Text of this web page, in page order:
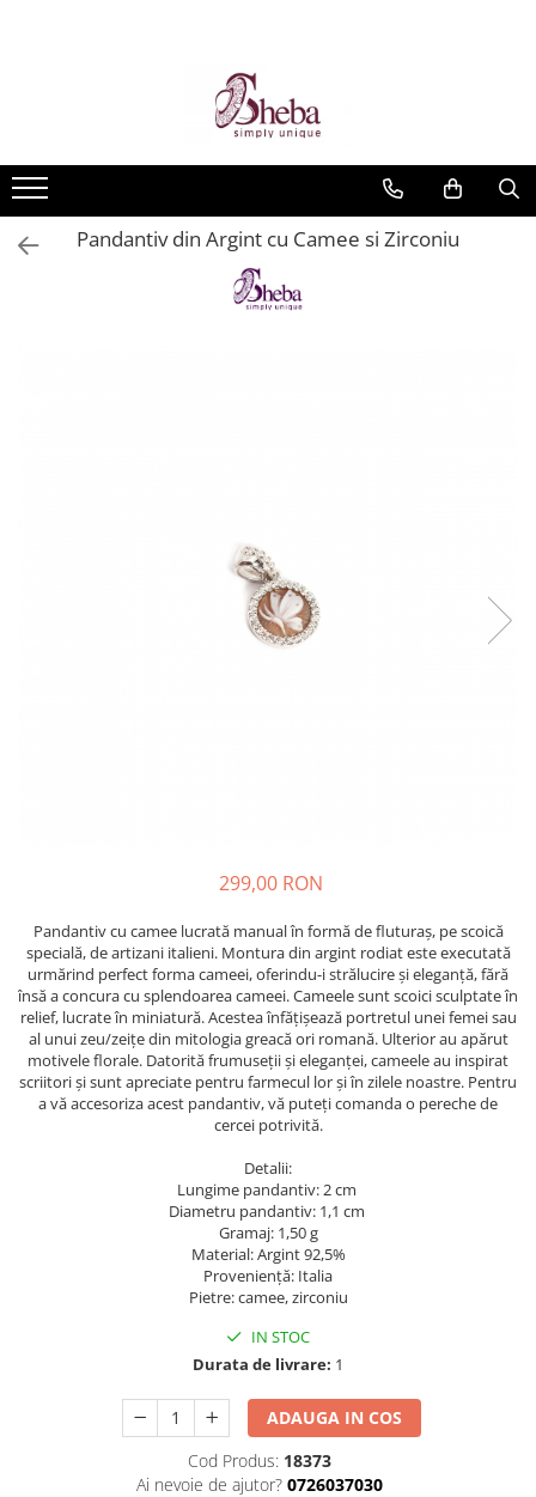
Pandantiv din Argint cu Camee si Zirconiu
299,00 RON
Pandantiv cu camee lucrată manual în formă de fluturaș, pe scoică
specială, de artizani italieni. Montura din argint rodiat este executată
urmărind perfect forma cameei, oferindu-i strălucire și eleganță, fără
însă a concura cu splendoarea cameei. Cameele sunt scoici sculptate în
relief, lucrate în miniatură. Acestea înfățișează portretul unei femei sau
al unui zeu/zeițe din mitologia greacă ori romană. Ulterior au apărut
motivele florale. Datorită frumuseții și eleganței, cameele au inspirat
scriitori și sunt apreciate pentru farmecul lor și în zilele noastre. Pentru
a vă accesoriza acest pandantiv, vă puteți comanda o pereche de
cercei potrivită.
Detalii:
Lungime pandantiv: 2 cm
Diametru pandantiv: 1,1 cm
Gramaj: 1,50 g
Material: Argint 92,5%
Provenienţă: Italia
Pietre: camee, zirconiu
IN STOC
Durata de livrare: 1
ADAUGA IN COS
Cod Produs: 18373
Ai nevoie de ajutor? 0726037030